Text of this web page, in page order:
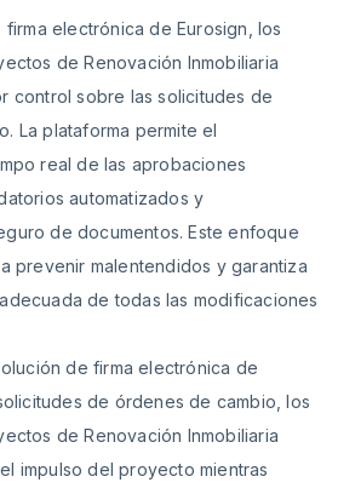
electrónica de Eurosign, los
de Renovación Inmobiliaria
control sobre las solicitudes de
La plataforma permite el
real de las aprobaciones
automatizados y
de documentos. Este enfoque
prevenir malentendidos y garantiza
de todas las modificaciones
de firma electrónica de
de órdenes de cambio, los
de Renovación Inmobiliaria
impulso del proyecto mientras